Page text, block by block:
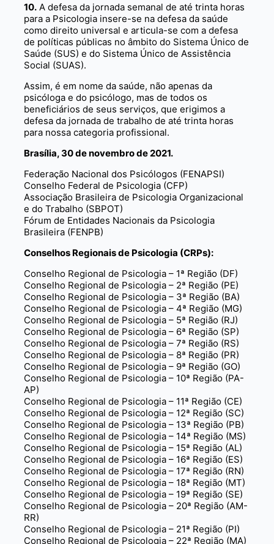
10. A defesa da jornada semanal de até trinta horas
para a Psicologia insere-se na defesa da saúde
como direito universal e articula-se com a defesa
de políticas públicas no âmbito do Sistema Único de
Saúde (SUS) e do Sistema Único de Assistência
Social (SUAS).
Assim, é em nome da saúde, não apenas da
psicóloga e do psicólogo, mas de todos os
beneficiários de seus serviços, que erigimos a
defesa da jornada de trabalho de até trinta horas
para nossa categoria profissional.
Brasília, 30 de novembro de 2021.
Federação Nacional dos Psicólogos (FENAPSI)
Conselho Federal de Psicologia (CFP)
Associação Brasileira de Psicologia Organizacional
e do Trabalho (SBPOT)
Fórum de Entidades Nacionais da Psicologia
Brasileira (FENPB)
Conselhos Regionais de Psicologia (CRPs):
Conselho Regional de Psicologia – 1ª Região (DF)
Conselho Regional de Psicologia – 2ª Região (PE)
Conselho Regional de Psicologia – 3ª Região (BA)
Conselho Regional de Psicologia – 4ª Região (MG)
Conselho Regional de Psicologia – 5ª Região (RJ)
Conselho Regional de Psicologia – 6ª Região (SP)
Conselho Regional de Psicologia – 7ª Região (RS)
Conselho Regional de Psicologia – 8ª Região (PR)
Conselho Regional de Psicologia – 9ª Região (GO)
Conselho Regional de Psicologia – 10ª Região (PA-
AP)
Conselho Regional de Psicologia – 11ª Região (CE)
Conselho Regional de Psicologia – 12ª Região (SC)
Conselho Regional de Psicologia – 13ª Região (PB)
Conselho Regional de Psicologia – 14ª Região (MS)
Conselho Regional de Psicologia – 15ª Região (AL)
Conselho Regional de Psicologia – 16ª Região (ES)
Conselho Regional de Psicologia – 17ª Região (RN)
Conselho Regional de Psicologia – 18ª Região (MT)
Conselho Regional de Psicologia – 19ª Região (SE)
Conselho Regional de Psicologia – 20ª Região (AM-
RR)
Conselho Regional de Psicologia – 21ª Região (PI)
Conselho Regional de Psicologia – 22ª Região (MA)